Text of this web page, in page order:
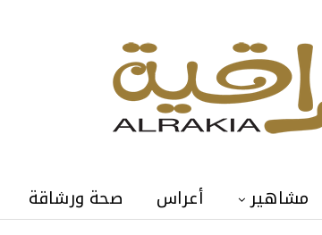
مشاهير أعراس صحة ورشاقة